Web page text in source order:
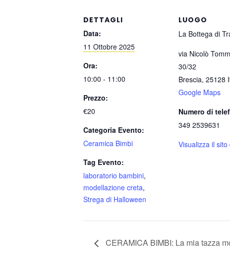
DETTAGLI
Data:
11 Ottobre 2025
Ora:
10:00 - 11:00
Prezzo:
€20
Categoria Evento:
Ceramica Bimbi
Tag Evento:
laboratorio bambini,
modellazione creta,
Strega di Halloween
LUOGO
La Bottega di
via Nicolò
30/32
Brescia, 25128
Google Maps
Numero di
349 2539631
Visualizza il sito
CERAMICA BIMBI: La mia tazza